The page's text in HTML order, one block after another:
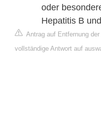
oder
Hepatitis B
Antrag auf Entfernung
vollständige Antwort auf